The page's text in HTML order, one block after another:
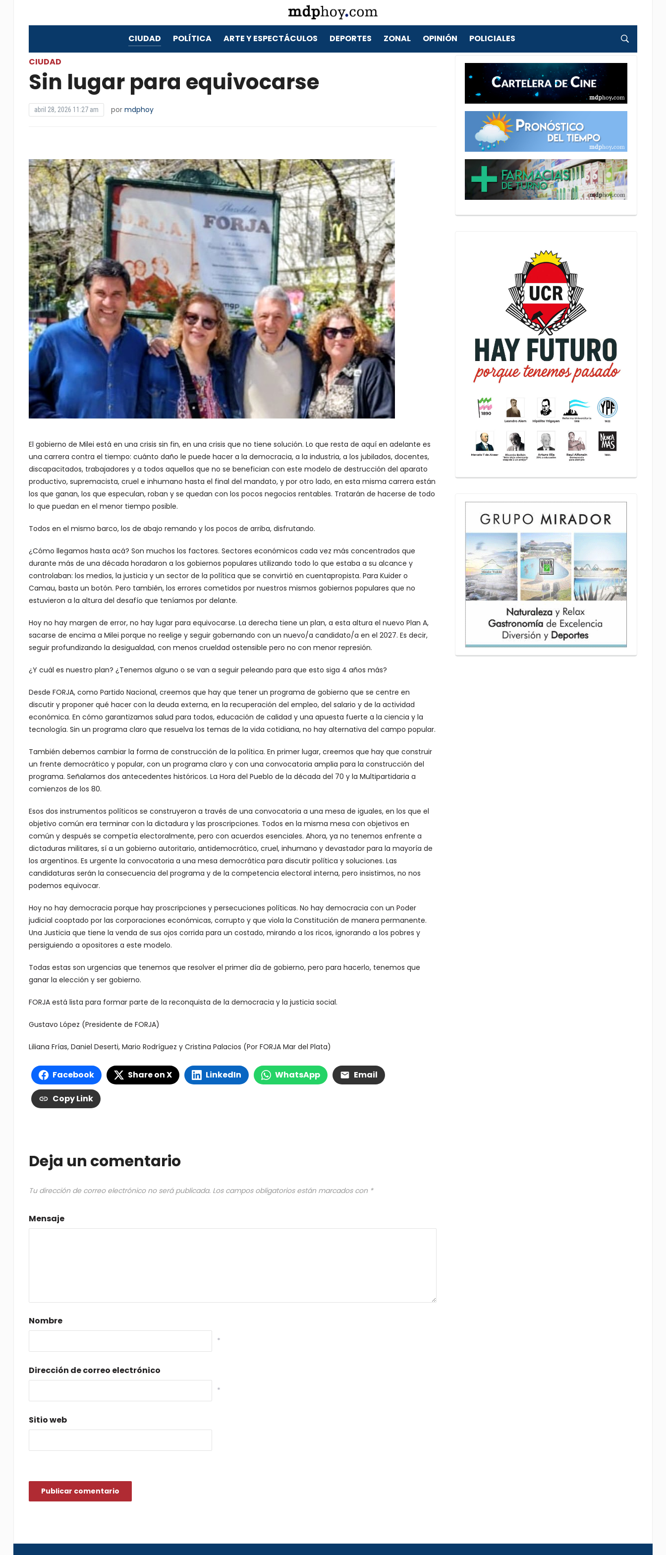
CIUDAD POLÍTICA ARTE Y ESPECTÁCULOS DEPORTES ZONAL OPINIÓN POLICIALES
CIUDAD
Sin lugar para equivocarse
abril 28, 2026 11:27 am por mdphoy
El gobierno de Milei está en una crisis sin fin, en una crisis que no tiene solución. Lo que resta de aquí en adelante es
una carrera contra el tiempo: cuánto daño le puede hacer a la democracia, a la industria, a los jubilados, docentes,
discapacitados, trabajadores y a todos aquellos que no se benefician con este modelo de destrucción del aparato
productivo, supremacista, cruel e inhumano hasta el final del mandato, y por otro lado, en esta misma carrera están
los que ganan, los que especulan, roban y se quedan con los pocos negocios rentables. Tratarán de hacerse de todo
lo que puedan en el menor tiempo posible.
Todos en el mismo barco, los de abajo remando y los pocos de arriba, disfrutando.
¿Cómo llegamos hasta acá? Son muchos los factores. Sectores económicos cada vez más concentrados que
durante más de una década horadaron a los gobiernos populares utilizando todo lo que estaba a su alcance y
controlaban: los medios, la justicia y un sector de la política que se convirtió en cuentapropista. Para Kuider o
Camau, basta un botón. Pero también, los errores cometidos por nuestros mismos gobiernos populares que no
estuvieron a la altura del desafío que teníamos por delante.
Hoy no hay margen de error, no hay lugar para equivocarse. La derecha tiene un plan, a esta altura el nuevo Plan A,
sacarse de encima a Milei porque no reelige y seguir gobernando con un nuevo/a candidato/a en el 2027. Es decir,
seguir profundizando la desigualdad, con menos crueldad ostensible pero no con menor represión.
¿Y cuál es nuestro plan? ¿Tenemos alguno o se van a seguir peleando para que esto siga 4 años más?
Desde FORJA, como Partido Nacional, creemos que hay que tener un programa de gobierno que se centre en
discutir y proponer qué hacer con la deuda externa, en la recuperación del empleo, del salario y de la actividad
económica. En cómo garantizamos salud para todos, educación de calidad y una apuesta fuerte a la ciencia y la
tecnología. Sin un programa claro que resuelva los temas de la vida cotidiana, no hay alternativa del campo popular.
También debemos cambiar la forma de construcción de la política. En primer lugar, creemos que hay que construir
un frente democrático y popular, con un programa claro y con una convocatoria amplia para la construcción del
programa. Señalamos dos antecedentes históricos. La Hora del Pueblo de la década del 70 y la Multipartidaria a
comienzos de los 80.
Esos dos instrumentos políticos se construyeron a través de una convocatoria a una mesa de iguales, en los que el
objetivo común era terminar con la dictadura y las proscripciones. Todos en la misma mesa con objetivos en
común y después se competía electoralmente, pero con acuerdos esenciales. Ahora, ya no tenemos enfrente a
dictaduras militares, sí a un gobierno autoritario, antidemocrático, cruel, inhumano y devastador para la mayoría de
los argentinos. Es urgente la convocatoria a una mesa democrática para discutir política y soluciones. Las
candidaturas serán la consecuencia del programa y de la competencia electoral interna, pero insistimos, no nos
podemos equivocar.
Hoy no hay democracia porque hay proscripciones y persecuciones políticas. No hay democracia con un Poder
judicial cooptado por las corporaciones económicas, corrupto y que viola la Constitución de manera permanente.
Una Justicia que tiene la venda de sus ojos corrida para un costado, mirando a los ricos, ignorando a los pobres y
persiguiendo a opositores a este modelo.
Todas estas son urgencias que tenemos que resolver el primer día de gobierno, pero para hacerlo, tenemos que
ganar la elección y ser gobierno.
FORJA está lista para formar parte de la reconquista de la democracia y la justicia social.
Gustavo López (Presidente de FORJA)
Liliana Frías, Daniel Deserti, Mario Rodríguez y Cristina Palacios (Por FORJA Mar del Plata)
Facebook Share on X LinkedIn WhatsApp Email
Copy Link
Deja un comentario
Tu dirección de correo electrónico no será publicada. Los campos obligatorios están marcados con *
Mensaje
Nombre
*
Dirección de correo electrónico
*
Sitio web